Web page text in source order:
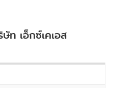
ท เอ็กซ์เคเอส